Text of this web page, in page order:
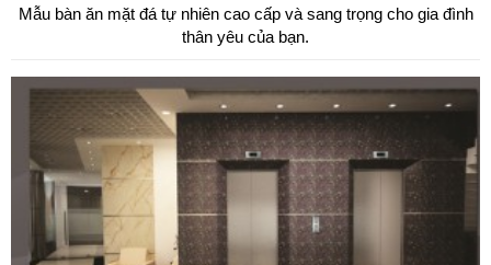
Mẫu bàn ăn mặt đá tự nhiên cao cấp và sang trọng cho gia đình
thân yêu của bạn.